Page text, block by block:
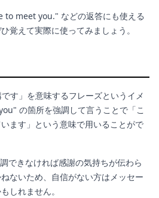
meet you." などの返答にも使える
覚えて実際に使ってみましょう。
す」を意味するフレーズというイメ
の箇所を強調して言うことで「こ
ます」という意味で用いることがで
できなければ感謝の気持ちが伝わら
ないため、自信がない方はメッセー
しれません。